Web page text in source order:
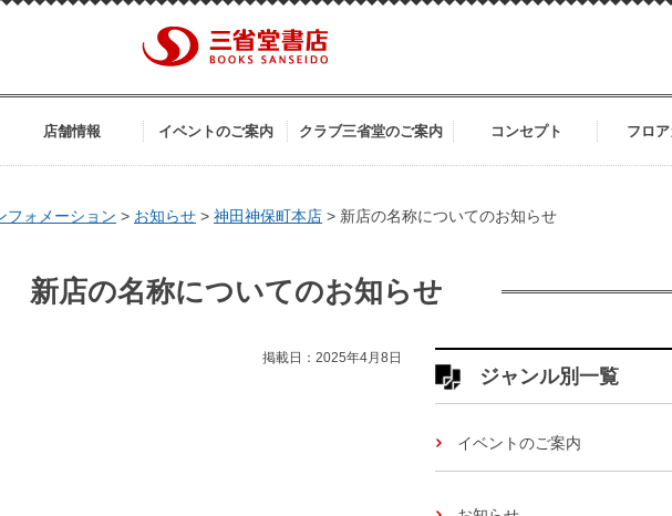
店舗情報 イベントのご案内 クラブ三省堂のご案内 コンセプト フロ
フォメーション > お知らせ > 神田神保町本店 > 新店の名称についてのお知らせ
新店の名称についてのお知らせ
掲載日：2025年4月8日
ジャンル別一覧
イベントのご案内